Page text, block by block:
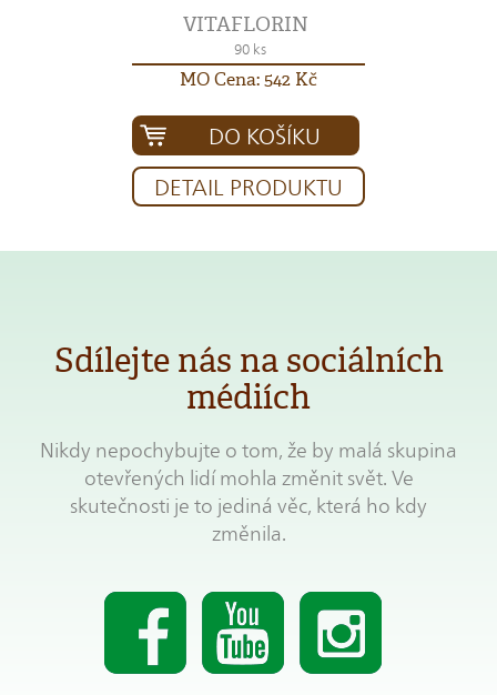
VITAFLORIN
90 ks
MO Cena: 542 Kč
DO KOŠÍKU
DETAIL PRODUKTU
Sdílejte nás na sociálních
médiích
Nikdy nepochybujte o tom, že by malá skupina
otevřených lidí mohla změnit svět. Ve
skutečnosti je to jediná věc, která ho kdy
změnila.